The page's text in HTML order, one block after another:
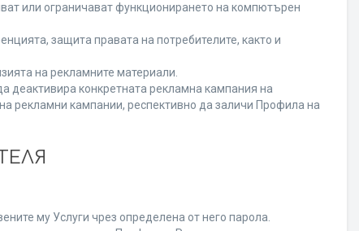
или ограничават функционирането на компютърен
защита правата на потребителите, както и
на рекламните материали.
деактивира конкретната рекламна кампания на
рекламни кампании, респективно да заличи Профила на
му Услуги чрез определена от него парола.